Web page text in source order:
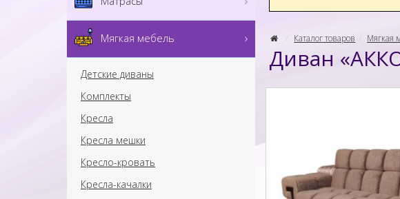
Каталог товаров Мягкая
Диван
Мягкая мебель
Детские диваны
Комплекты
Кресла
Кресла мешки
Кресло-кровать
Кресла-качалки